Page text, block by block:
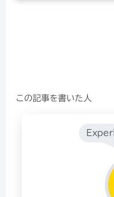
この記事を書いた人